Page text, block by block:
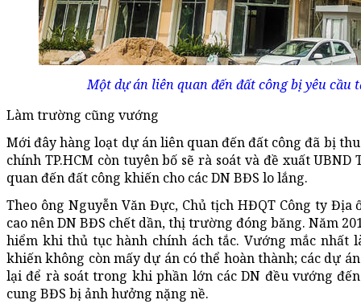
Một dự án liên quan đến đất công bị yêu cầu
Làm trường cũng vướng
Mới đây hàng loạt dự án liên quan đến đất công đã bị
chính TP.HCM còn tuyên bố sẽ rà soát và đề xuất
quan đến đất công khiến cho các DN BĐS lo lắng.
Theo ông Nguyễn Văn Đực, Chủ tịch HĐQT Công ty Địa
cao nên DN BĐS chết dần, thị trường đóng băng. Năm
hiểm khi thủ tục hành chính ách tắc. Vướng mắc nhất
khiến không còn mấy dự án có thể hoàn thành; các dự
lại để rà soát trong khi phần lớn các DN đều vướng
cung BĐS bị ảnh hưởng nặng nề.